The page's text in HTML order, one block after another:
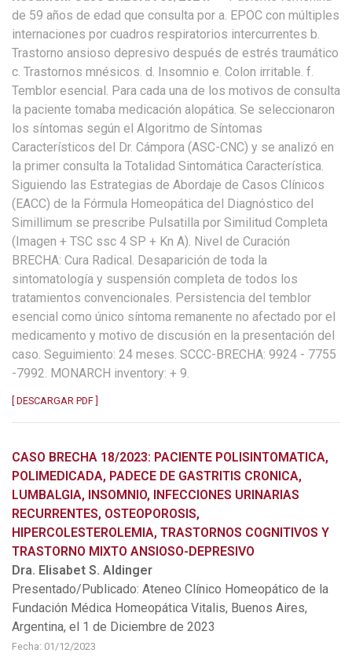
de 59 años de edad que consulta por a. EPOC con múltiples
internaciones por cuadros respiratorios intercurrentes b.
Trastorno ansioso depresivo después de estrés traumático
c. Trastornos mnésicos. d. Insomnio e. Colon irritable. f.
Temblor esencial. Para cada una de los motivos de consulta
la paciente tomaba medicación alopática. Se seleccionaron
los síntomas según el Algoritmo de Síntomas
Característicos del Dr. Cámpora (ASC-CNC) y se analizó en
la primer consulta la Totalidad Sintomática Característica.
Siguiendo las Estrategias de Abordaje de Casos Clínicos
(EACC) de la Fórmula Homeopática del Diagnóstico del
Simillimum se prescribe Pulsatilla por Similitud Completa
(Imagen + TSC ssc 4 SP + Kn A). Nivel de Curación
BRECHA: Cura Radical. Desaparición de toda la
sintomatología y suspensión completa de todos los
tratamientos convencionales. Persistencia del temblor
esencial como único síntoma remanente no afectado por el
medicamento y motivo de discusión en la presentación del
caso. Seguimiento: 24 meses. SCCC-BRECHA: 9924 - 7755
-7992. MONARCH inventory: + 9.
[ DESCARGAR PDF ]
CASO BRECHA 18/2023: PACIENTE POLISINTOMATICA,
POLIMEDICADA, PADECE DE GASTRITIS CRONICA,
LUMBALGIA, INSOMNIO, INFECCIONES URINARIAS
RECURRENTES, OSTEOPOROSIS,
HIPERCOLESTEROLEMIA, TRASTORNOS COGNITIVOS Y
TRASTORNO MIXTO ANSIOSO-DEPRESIVO
Dra. Elisabet S. Aldinger
Presentado/Publicado: Ateneo Clínico Homeopático de la
Fundación Médica Homeopática Vitalis, Buenos Aires,
Argentina, el 1 de Diciembre de 2023
Fecha: 01/12/2023